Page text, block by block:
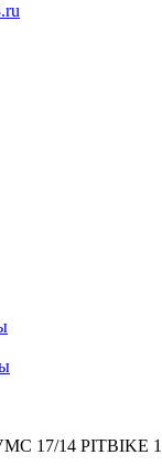
17/14 PITBIKE